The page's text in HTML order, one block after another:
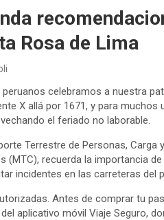
Rosa de Lima
celebramos a nuestra
X allá por 1671, y para
el feriado no laborable.
Terrestre de Personas,
(MTC), recuerda la importancia
incidentes en las carreteras del
Antes de comprar tu
aplicativo móvil Viaje Seguro,